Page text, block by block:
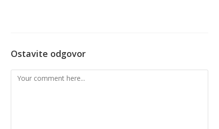
Ostavite odgovor